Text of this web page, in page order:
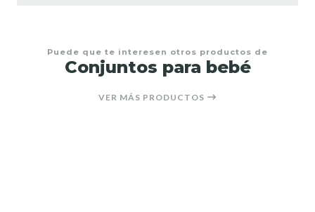
Puede que te interesen otros productos de
Conjuntos para bebé
VER MÁS PRODUCTOS